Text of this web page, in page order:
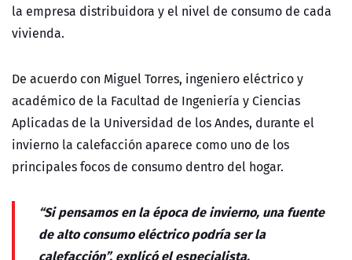
la empresa distribuidora y el nivel de consumo de cada
vivienda.
De acuerdo con Miguel Torres, ingeniero eléctrico y
académico de la Facultad de Ingeniería y Ciencias
Aplicadas de la Universidad de los Andes, durante el
invierno la calefacción aparece como uno de los
principales focos de consumo dentro del hogar.
“Si pensamos en la época de invierno, una fuente
de alto consumo eléctrico podría ser la
calefacción”, explicó el especialista.